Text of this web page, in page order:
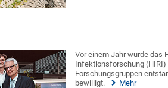
Vor einem Jahr wurde das
Infektionsforschung (HIRI)
Forschungsgruppen
bewilligt.
Mehr